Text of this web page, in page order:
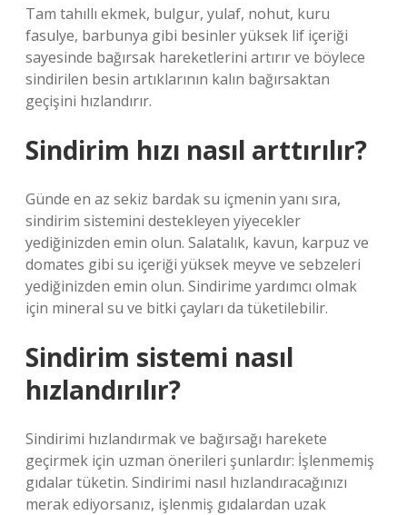
Tam tahıllı ekmek, bulgur, yulaf, nohut, kuru
fasulye, barbunya gibi besinler yüksek lif içeriği
sayesinde bağırsak hareketlerini artırır ve böylece
sindirilen besin artıklarının kalın bağırsaktan
geçişini hızlandırır.
Sindirim hızı nasıl arttırılır?
Günde en az sekiz bardak su içmenin yanı sıra,
sindirim sistemini destekleyen yiyecekler
yediğinizden emin olun. Salatalık, kavun, karpuz ve
domates gibi su içeriği yüksek meyve ve sebzeleri
yediğinizden emin olun. Sindirime yardımcı olmak
için mineral su ve bitki çayları da tüketilebilir.
Sindirim sistemi nasıl
hızlandırılır?
Sindirimi hızlandırmak ve bağırsağı harekete
geçirmek için uzman önerileri şunlardır: İşlenmemiş
gıdalar tüketin. Sindirimi nasıl hızlandıracağınızı
merak ediyorsanız, işlenmiş gıdalardan uzak